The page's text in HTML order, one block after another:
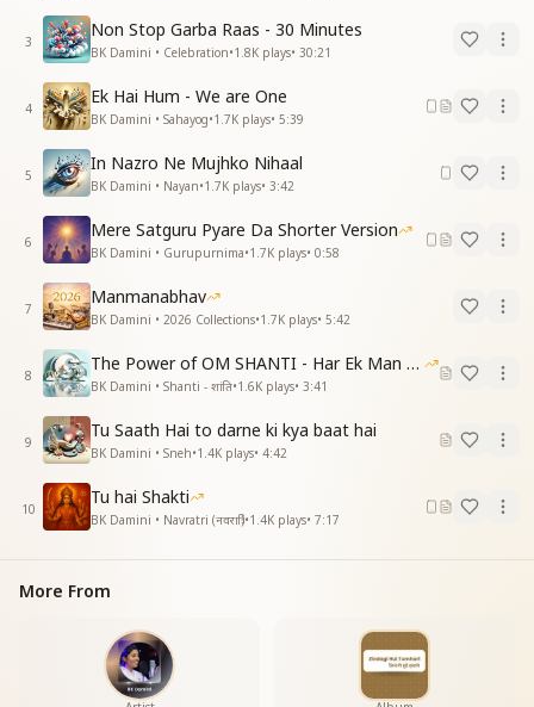
3
Non Stop Garba Raas - 30 Minutes
BK Damini • Celebration•1.8K plays• 30:21
4
Ek Hai Hum - We are One
BK Damini • Sahayog•1.7K plays• 5:39
5
In Nazro Ne Mujhko Nihaal
BK Damini • Nayan•1.7K plays• 3:42
6
Mere Satguru Pyare Da Shorter Version
BK Damini • Gurupurnima•1.7K plays• 0:58
7
Manmanabhav
BK Damini • 2026 Collections•1.7K plays• 5:42
8
The Power of OM SHANTI - Har Ek Man Mein Shanti
BK Damini • Shanti - शांति•1.6K plays• 3:41
9
Tu Saath Hai to darne ki kya baat hai
BK Damini • Sneh•1.4K plays• 4:42
10
Tu hai Shakti
BK Damini • Navratri (नवरात्रि)•1.4K plays• 7:17
More From